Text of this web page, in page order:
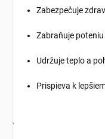
Zabezpečuje
Zabraňuje
Udržuje teplo a
Prispieva k
.